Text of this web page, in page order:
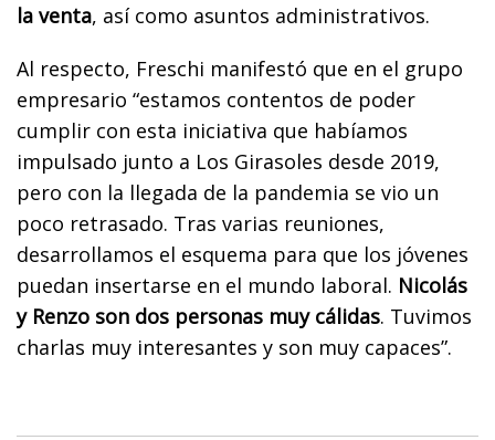
la venta, así como asuntos administrativos.
Al respecto, Freschi manifestó que en el grupo
empresario “estamos contentos de poder
cumplir con esta iniciativa que habíamos
impulsado junto a Los Girasoles desde 2019,
pero con la llegada de la pandemia se vio un
poco retrasado. Tras varias reuniones,
desarrollamos el esquema para que los jóvenes
puedan insertarse en el mundo laboral. Nicolás
y Renzo son dos personas muy cálidas. Tuvimos
charlas muy interesantes y son muy capaces”.